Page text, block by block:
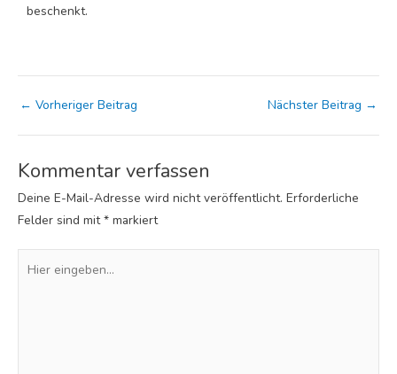
beschenkt.
← Vorheriger Beitrag Nächster Beitrag →
Kommentar verfassen
Deine E-Mail-Adresse wird nicht veröffentlicht. Erforderliche
Felder sind mit* markiert
eingeben…